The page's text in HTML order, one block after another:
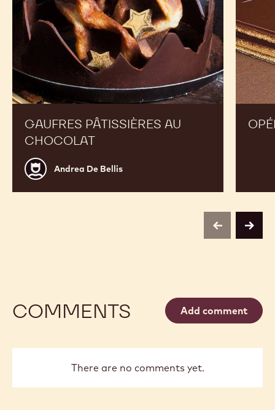
GAUFRES PÂTISSIÈRES AU
CHOCOLAT
Andrea
De
Bellis
Andrea De Bellis
previousnext
COMMENTS Add comment
There are no comments yet.